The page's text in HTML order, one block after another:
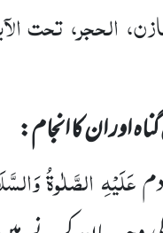
الحجر، تحت
اور ان کا انجام:
عَلَیْہِ الصَّلٰوۃُ